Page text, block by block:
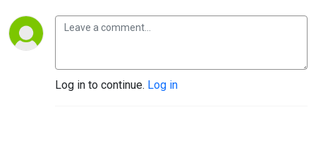
Log in to continue. Log in